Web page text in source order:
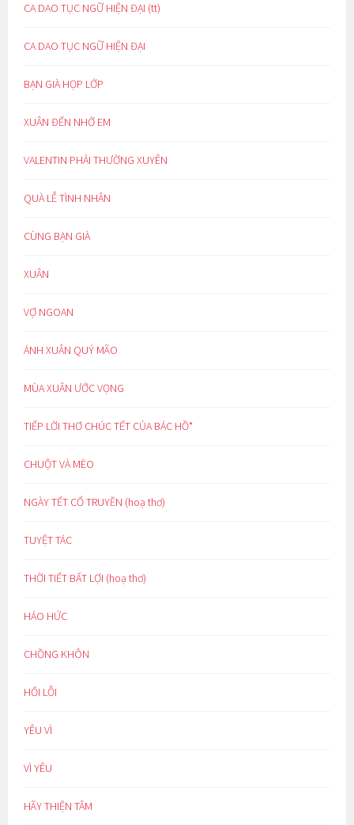
CA DAO TỤC NGỮ HIỆN ĐẠI (tt)
CA DAO TỤC NGỮ HIỆN ĐẠI
BẠN GIÀ HỌP LỚP
XUÂN ĐẾN NHỚ EM
VALENTIN PHẢI THƯỜNG XUYÊN
QUÀ LỄ TÌNH NHÂN
CÙNG BẠN GIÀ
XUÂN
VỢ NGOAN
ÁNH XUÂN QUÝ MÃO
MÙA XUÂN ƯỚC VỌNG
TIẾP LỜI THƠ CHÚC TẾT CỦA BÁC HỒ*
CHUỘT VÀ MÈO
NGÀY TẾT CỔ TRUYỀN (hoạ thơ)
TUYỆT TÁC
THỜI TIẾT BẤT LỢI (hoạ thơ)
HÁO HỨC
CHỒNG KHÔN
HỐI LỖI
YÊU VÌ
VÌ YÊU
HÃY THIỆN TÂM